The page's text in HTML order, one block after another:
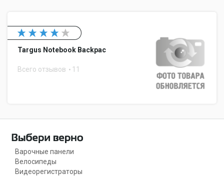
Targus Notebook Backpac
Всего отзывов 11
Варочные панели
Велосипеды
Видеорегистраторы